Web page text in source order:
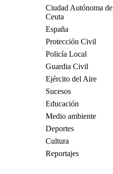
Ciudad Autónoma de
Ceuta
España
Protección Civil
Policía Local
Guardia Civil
Ejército del Aire
Sucesos
Educación
Medio ambiente
Deportes
Cultura
Reportajes